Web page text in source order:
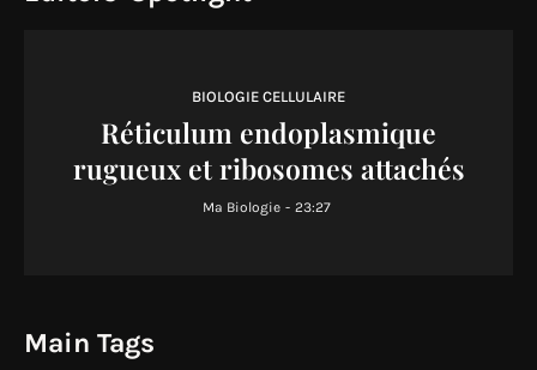
BIOLOGIE CELLULAIRE
Réticulum endoplasmique
rugueux et ribosomes attachés
Ma Biologie - 23:27
Main Tags